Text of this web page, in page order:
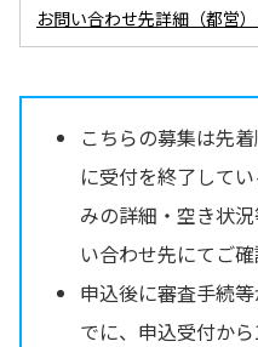
お問い合わせ先詳細（都営）
こちらの募集は先
に受付を終了して
みの詳細・空き状
い合わせ先にてご確
申込後に審査手続
でに、申込受付か